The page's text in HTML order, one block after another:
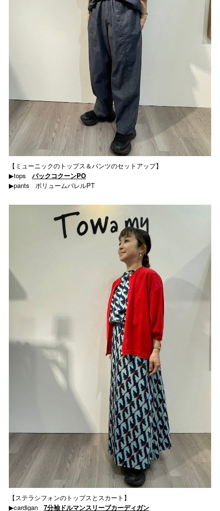
【ミューニックのトップス＆パンツのセットアップ】
▶︎tops バックコクーンPO
▶︎pants ボリュームバレルPT
【ステラシフォンのトップスとスカート】
▶︎cardigan 7分袖ドルマンスリーブカーディガン